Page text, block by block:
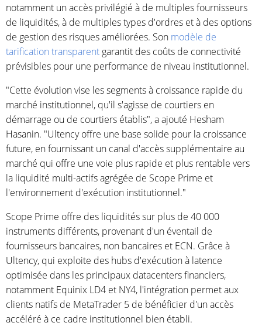
notamment un accès privilégié à de multiples fournisseurs
de liquidités, à de multiples types d'ordres et à des options
de gestion des risques améliorées. Son modèle de
tarification transparent garantit des coûts de connectivité
prévisibles pour une performance de niveau institutionnel.
"Cette évolution vise les segments à croissance rapide du
marché institutionnel, qu'il s'agisse de courtiers en
démarrage ou de courtiers établis", a ajouté Hesham
Hasanin. "Ultency offre une base solide pour la croissance
future, en fournissant un canal d'accès supplémentaire au
marché qui offre une voie plus rapide et plus rentable vers
la liquidité multi-actifs agrégée de Scope Prime et
l'environnement d'exécution institutionnel."
Scope Prime offre des liquidités sur plus de 40 000
instruments différents, provenant d'un éventail de
fournisseurs bancaires, non bancaires et ECN. Grâce à
Ultency, qui exploite des hubs d'exécution à latence
optimisée dans les principaux datacenters financiers,
notamment Equinix LD4 et NY4, l'intégration permet aux
clients natifs de MetaTrader 5 de bénéficier d'un accès
accéléré à ce cadre institutionnel bien établi.